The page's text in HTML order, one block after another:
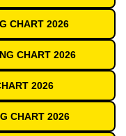
CHART 2026
CHART 2026
2026
CHART 2026